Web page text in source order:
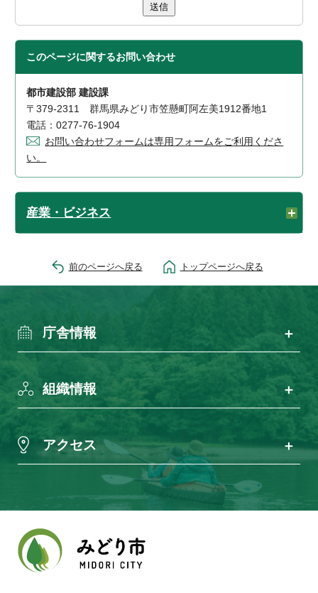
送信
このページに関するお問い合わせ
都市建設部 建設課
〒379-2311 群馬県みどり市笠懸町阿左美1912番地1
電話：0277-76-1904
お問い合わせフォームは専用フォームをご利用くださ
い。
産業・ビジネス
前のページへ戻る トップページへ戻る
庁舎情報
組織情報
アクセス